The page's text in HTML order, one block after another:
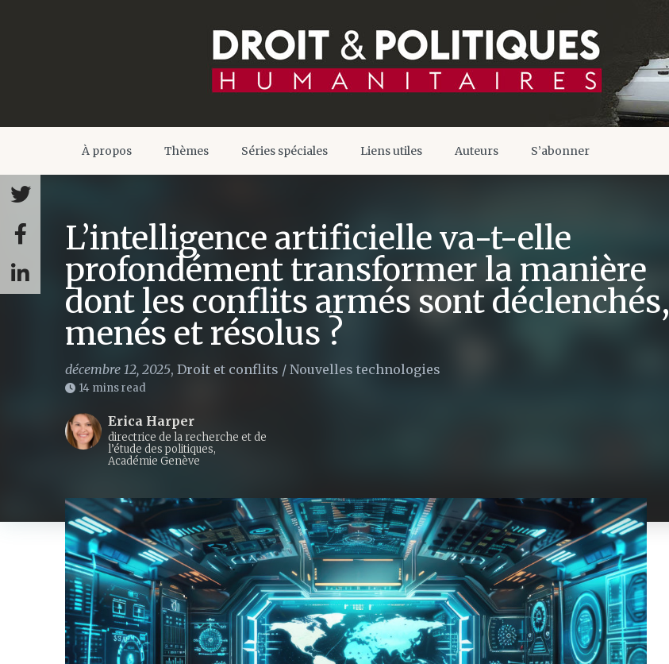
À propos Thèmes Séries spéciales Liens utiles Auteurs S’abonner
L’intelligence artificielle va-t-elle
profondément transformer la manière
dont les conflits armés sont déclenchés,
menés et résolus ?
décembre 12, 2025, Droit et conflits / Nouvelles technologies
14 mins read
Erica Harper
directrice de la recherche et de
l’étude des politiques,
Académie Genève